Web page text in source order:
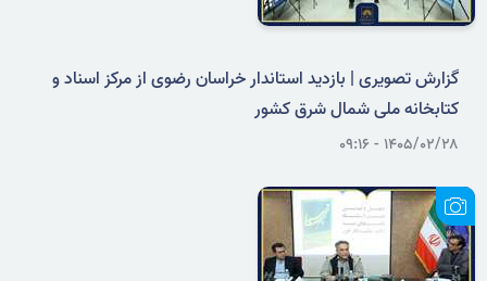
گزارش تصویری | بازدید استاندار خراسان رضوی از مرکز اسناد و
کتابخانه ملی شمال شرق کشور
۱۴۰۵/۰۲/۲۸ - ۰۹:۱۶